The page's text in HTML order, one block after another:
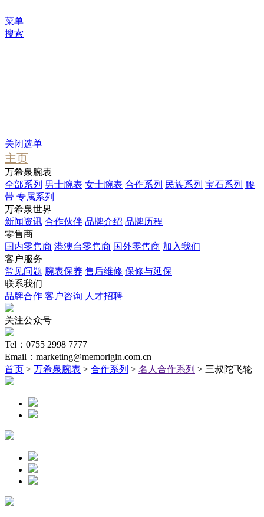
菜单
搜索
关闭选单
主页
万希泉腕表
全部系列 男士腕表 女士腕表 合作系列 民族系列 宝石系列 腰
带 专属系列
万希泉世界
新闻资讯 合作伙伴 品牌介绍 品牌历程
零售商
国内零售商 港澳台零售商 国外零售商 加入我们
客户服务
常见问题 腕表保养 售后维修 保修与延保
联系我们
品牌合作 客户咨询 人才招聘
关注公众号
Tel：0755 2998 7777
Email：marketing@memorigin.com.cn
首页 > 万希泉腕表 > 合作系列 > 名人合作系列 > 三叔陀飞轮